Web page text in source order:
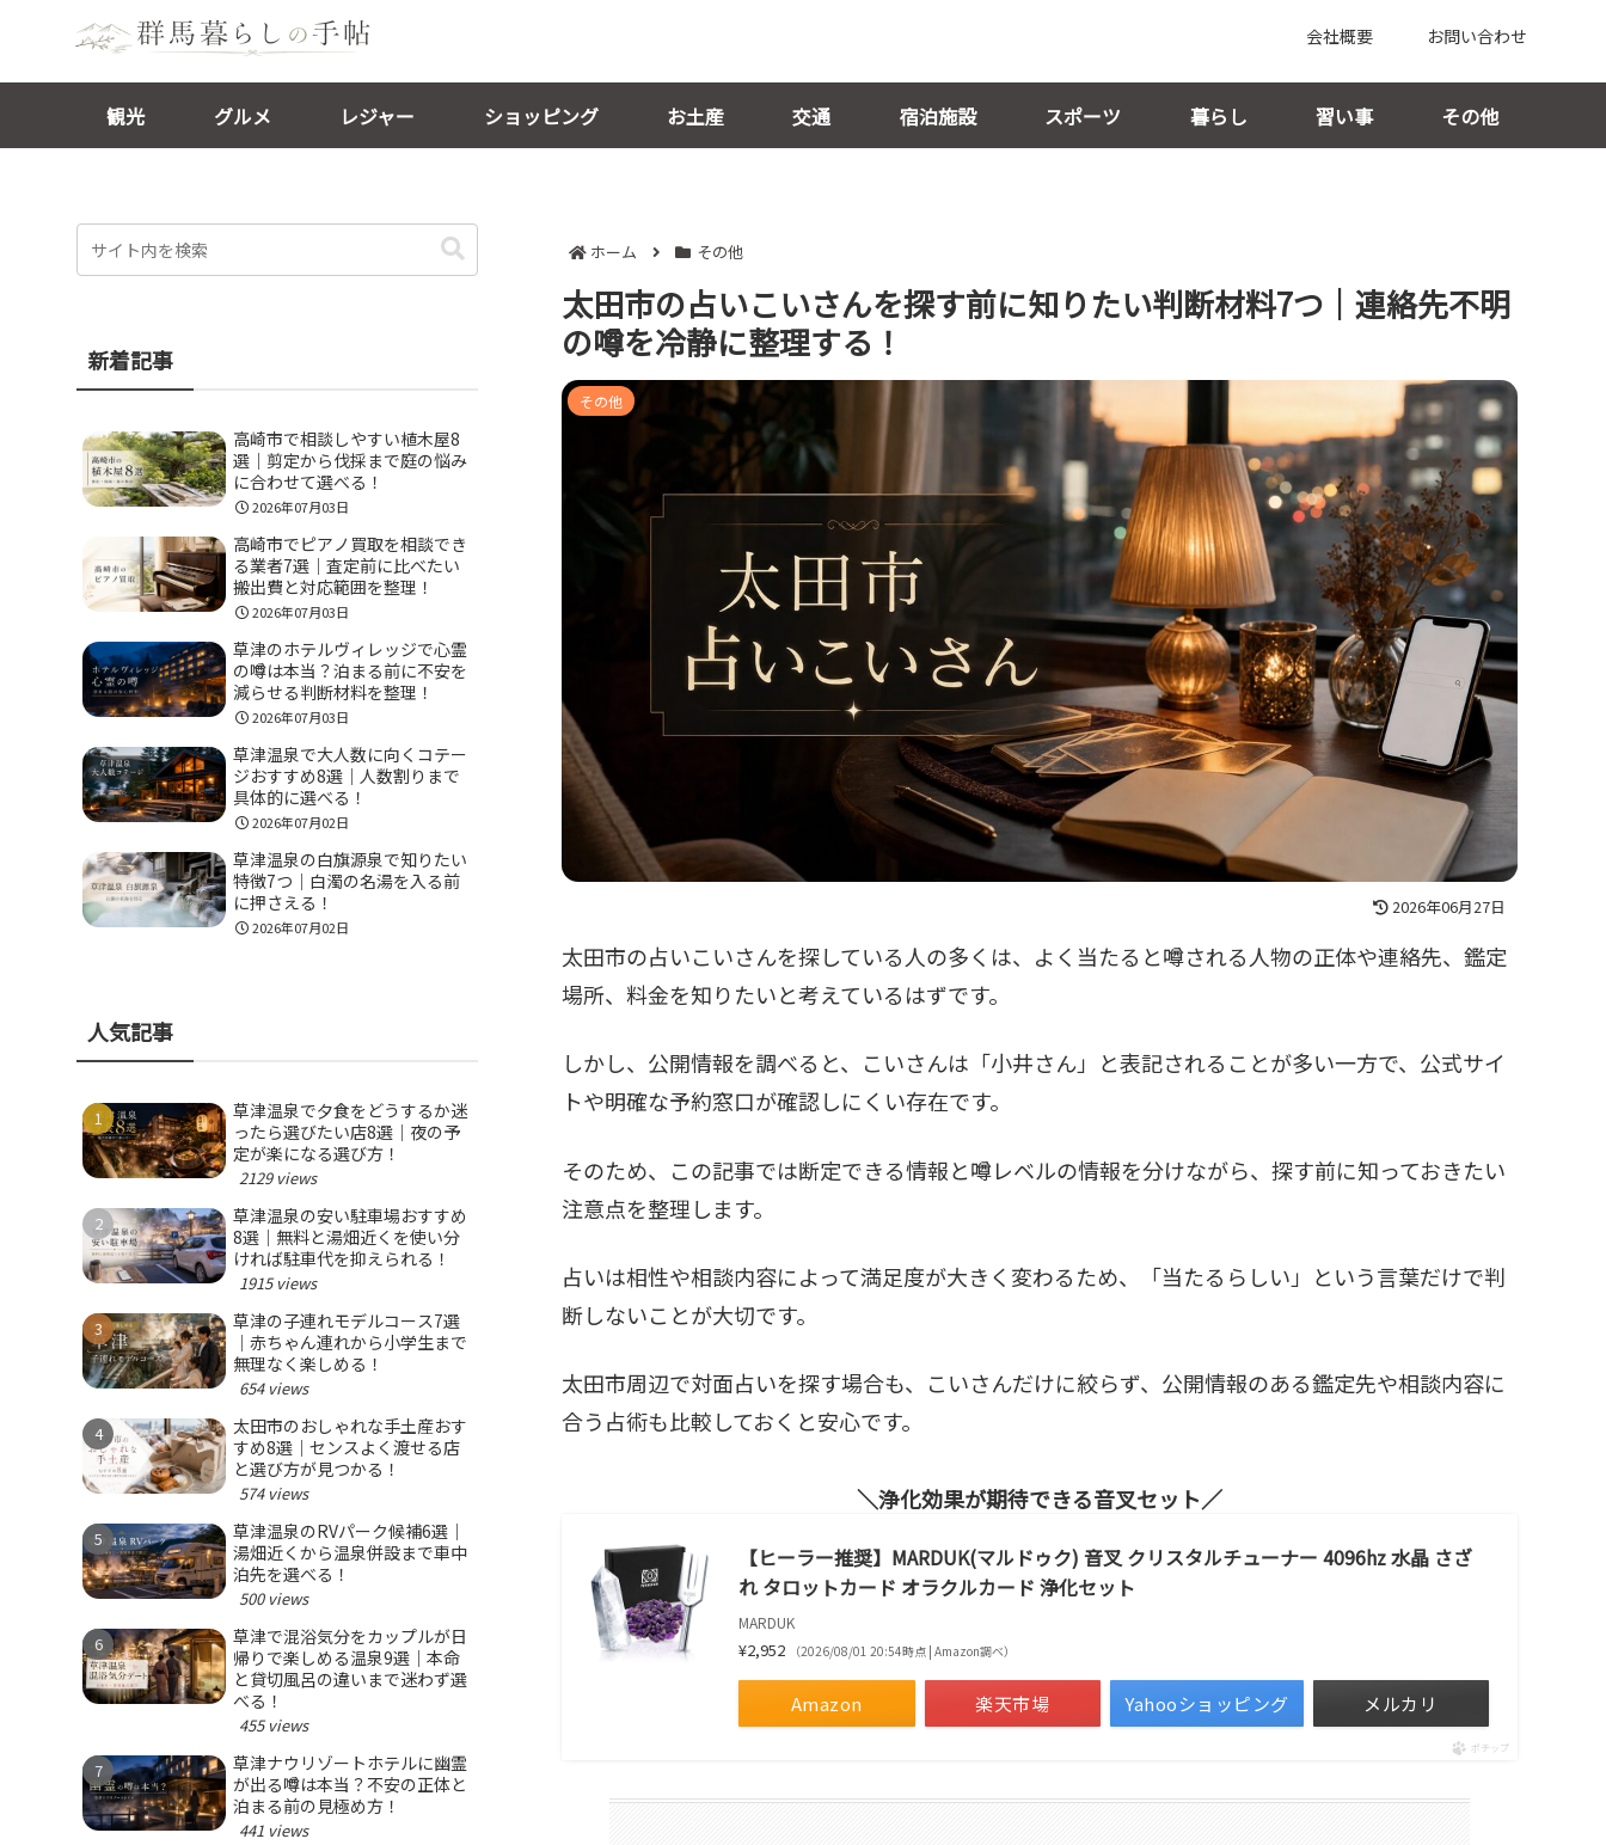
会社概要 お問い合わせ
観光 グルメ レジャー ショッピング お土産 交通 宿泊施設 スポーツ 暮らし 習い事 その他
ホーム その他
太田市の占いこいさんを探す前に知りたい判断材料7つ｜連絡先不明
の噂を冷静に整理する！
その他
2026年06月27日
太田市の占いこいさんを探している人の多くは、よく当たると噂される人物の正体や連絡先、鑑定
場所、料金を知りたいと考えているはずです。
しかし、公開情報を調べると、こいさんは「小井さん」と表記されることが多い一方で、公式サイ
トや明確な予約窓口が確認しにくい存在です。
そのため、この記事では断定できる情報と噂レベルの情報を分けながら、探す前に知っておきたい
注意点を整理します。
占いは相性や相談内容によって満足度が大きく変わるため、「当たるらしい」という言葉だけで判
断しないことが大切です。
太田市周辺で対面占いを探す場合も、こいさんだけに絞らず、公開情報のある鑑定先や相談内容に
合う占術も比較しておくと安心です。
浄化効果が期待できる音叉セット
【ヒーラー推奨】MARDUK(マルドゥク) 音叉 クリスタルチューナー 4096hz 水晶 さざ
れ タロットカード オラクルカード 浄化セット
MARDUK
¥2,952 （2026/08/01 20:54時点 | Amazon調べ）
Amazon 楽天市場 Yahooショッピング メルカリ
ポチップ
新着記事
高崎市で相談しやすい植木屋8
選｜剪定から伐採まで庭の悩み
に合わせて選べる！
2026年07月03日
高崎市でピアノ買取を相談でき
る業者7選｜査定前に比べたい
搬出費と対応範囲を整理！
2026年07月03日
草津のホテルヴィレッジで心霊
の噂は本当？泊まる前に不安を
減らせる判断材料を整理！
2026年07月03日
草津温泉で大人数に向くコテー
ジおすすめ8選｜人数割りまで
具体的に選べる！
2026年07月02日
草津温泉の白旗源泉で知りたい
特徴7つ｜白濁の名湯を入る前
に押さえる！
2026年07月02日
人気記事
草津温泉で夕食をどうするか迷
ったら選びたい店8選｜夜の予
定が楽になる選び方！
2129 views
草津温泉の安い駐車場おすすめ
8選｜無料と湯畑近くを使い分
ければ駐車代を抑えられる！
1915 views
草津の子連れモデルコース7選
｜赤ちゃん連れから小学生まで
無理なく楽しめる！
654 views
太田市のおしゃれな手土産おす
すめ8選｜センスよく渡せる店
と選び方が見つかる！
574 views
草津温泉のRVパーク候補6選｜
湯畑近くから温泉併設まで車中
泊先を選べる！
500 views
草津で混浴気分をカップルが日
帰りで楽しめる温泉9選｜本命
と貸切風呂の違いまで迷わず選
べる！
455 views
草津ナウリゾートホテルに幽霊
が出る噂は本当？不安の正体と
泊まる前の見極め方！
441 views